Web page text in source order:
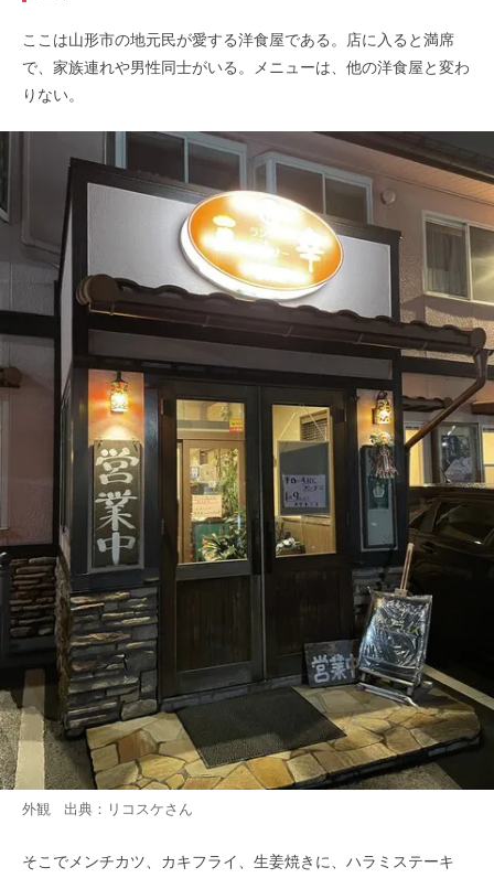
ここは山形市の地元民が愛する洋食屋である。店に入ると満席
で、家族連れや男性同士がいる。メニューは、他の洋食屋と変わ
りない。
外観 出典： リコスケさん
そこでメンチカツ、カキフライ、生姜焼きに、ハラミステーキ